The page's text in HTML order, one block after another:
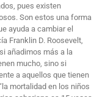
pues existen
Son estos una forma
ayuda a cambiar el
Franklin D. Roosevelt,
añadimos más a la
mucho, sino si
a aquellos que tienen
mortalidad en los niños